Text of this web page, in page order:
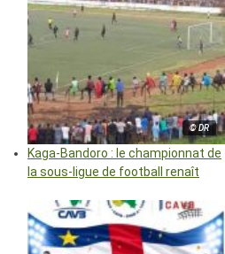
© DR
Kaga-Bandoro : le championnat de
la sous-ligue de football renaît